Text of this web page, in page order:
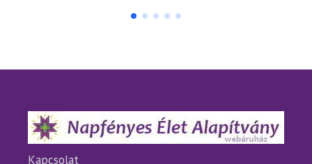
A
termékoldalon
választhatók
ki
A
ki
Kapcsolat